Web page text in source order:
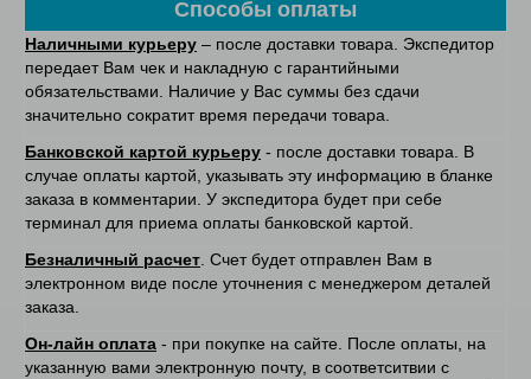
Способы оплаты
Наличными курьеру – после доставки товара. Экспедитор
передает Вам чек и накладную с гарантийными
обязательствами. Наличие у Вас суммы без сдачи
значительно сократит время передачи товара.
Банковской картой курьеру - после доставки товара. В
случае оплаты картой, указывать эту информацию в бланке
заказа в комментарии. У экспедитора будет при себе
терминал для приема оплаты банковской картой.
Безналичный расчет . Счет будет отправлен Вам в
электронном виде после уточнения с менеджером деталей
заказа.
Он-лайн оплата - при покупке на сайте. После оплаты, на
указанную вами электронную почту, в соответситвии с